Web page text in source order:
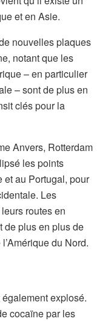
et en Asie.
nouvelles plaques
notant que les
– en particulier
– sont de plus en
clés pour la
Anvers, Rotterdam
les points
et au Portugal, pour
Les
routes en
de plus en plus de
du Nord.
explosé.
cocaïne par les